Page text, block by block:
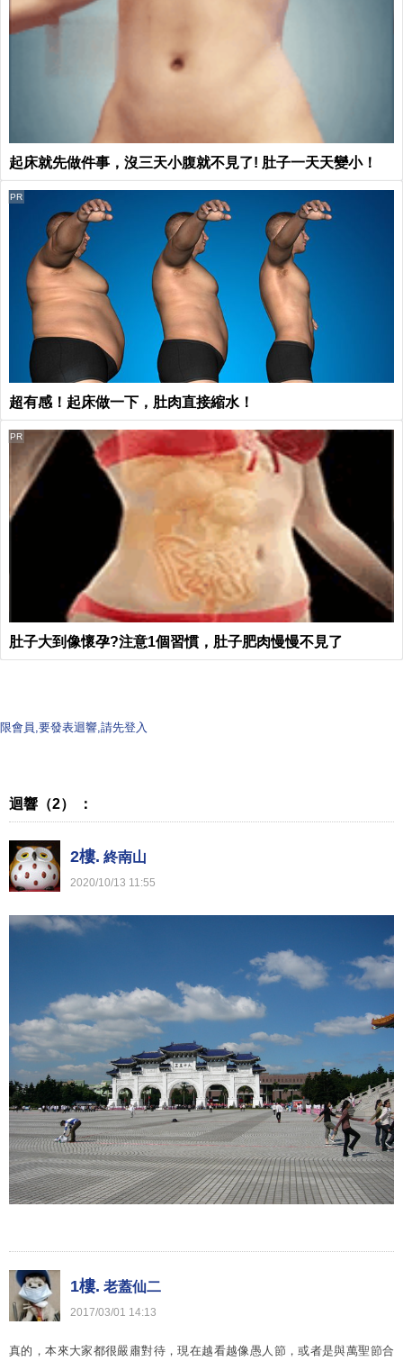
起床就先做件事，沒三天小腹就不見了! 肚子一天天變小！
超有感！起床做一下，肚肉直接縮水！
PR
肚子大到像懷孕?注意1個習慣，肚子肥肉慢慢不見了
PR
限會員,要發表迴響,請先登入
迴響（2） ：
2樓. 終南山
2020/10/13 11:55
1樓. 老蓋仙二
2017/03/01 14:13
真的，本來大家都很嚴肅對待，現在越看越像愚人節，或者是與萬聖節合